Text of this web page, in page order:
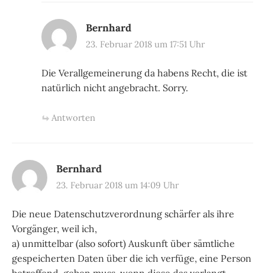
Bernhard
23. Februar 2018 um 17:51 Uhr
Die Verallgemeinerung da habens Recht, die ist
natürlich nicht angebracht. Sorry.
Antworten
Bernhard
23. Februar 2018 um 14:09 Uhr
Die neue Datenschutzverordnung schärfer als ihre
Vorgänger, weil ich,
a) unmittelbar (also sofort) Auskunft über sämtliche
gespeicherten Daten über die ich verfüge, eine Person